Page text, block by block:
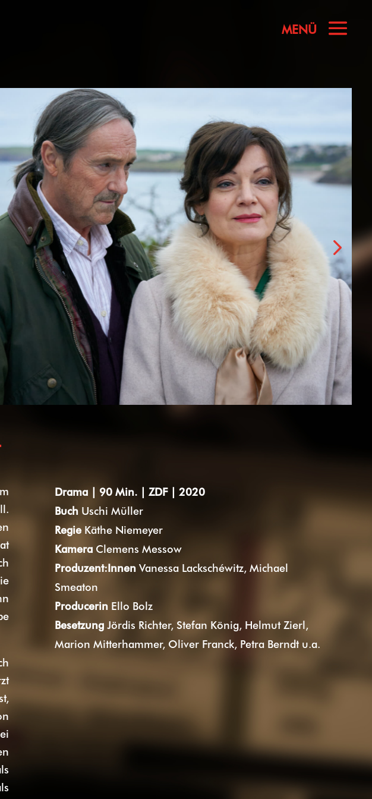
Drama | 90 Min. | ZDF | 2020
BuchUschi Müller
RegieKäthe Niemeyer
Kamera Clemens Messow
Produzent:Innen Vanessa Lackschéwitz, Michael
Smeaton
Producerin Ello Bolz
BesetzungJördis Richter, Stefan König, Helmut Zierl,
Marion Mitterhammer, Oliver Franck, Petra Berndt u.a.